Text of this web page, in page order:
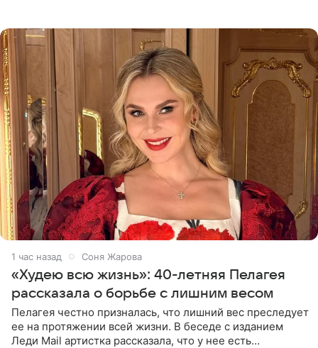
1 час назад Соня Жарова
«Худею всю жизнь»: 40-летняя Пелагея
рассказала о борьбе с лишним весом
Пелагея честно призналась, что лишний вес преследует
ее на протяжении всей жизни. В беседе с изданием
Леди Mail артистка рассказала, что у нее есть